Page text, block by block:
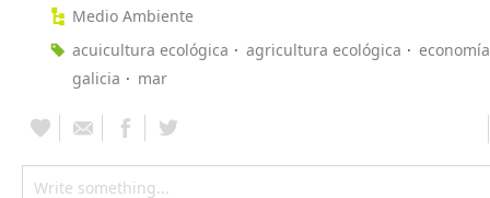
Medio Ambiente
acuicultura ecológica
agricultura ecológica
galicia
mar